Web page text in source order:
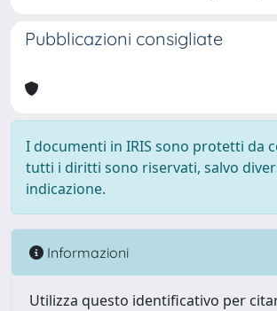
Pubblicazioni consigliate
I documenti in IRIS sono protetti da
tutti i diritti sono riservati, salvo
indicazione.
Informazioni
Utilizza questo identificativo per